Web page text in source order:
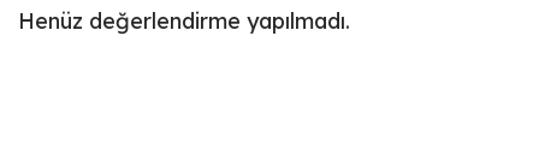
Henüz değerlendirme yapılmadı.